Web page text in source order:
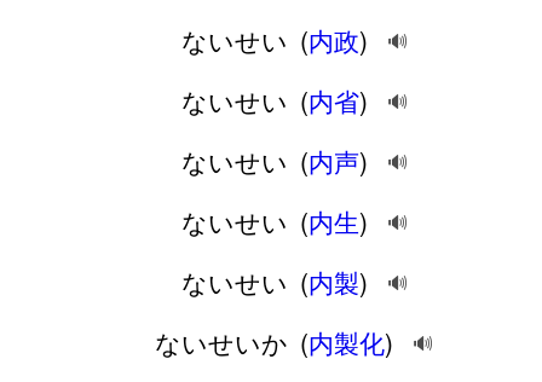
ないせい (内政) 🔊
ないせい (内省) 🔊
ないせい (内声) 🔊
ないせい (内生) 🔊
ないせい (内製) 🔊
ないせいか (内製化) 🔊